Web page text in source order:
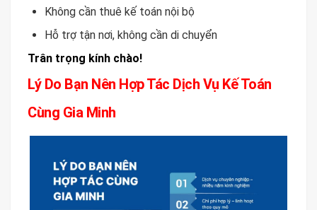
Không cần thuê kế toán nội bộ
Hỗ trợ tận nơi, không cần di chuyển
Trân trọng kính chào!
Lý Do Bạn Nên Hợp Tác Dịch Vụ Kế Toán
Cùng Gia Minh